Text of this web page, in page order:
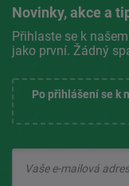
Novinky, akce a
Přihlaste se k
jako první. Žádný
Po přihlášení se k